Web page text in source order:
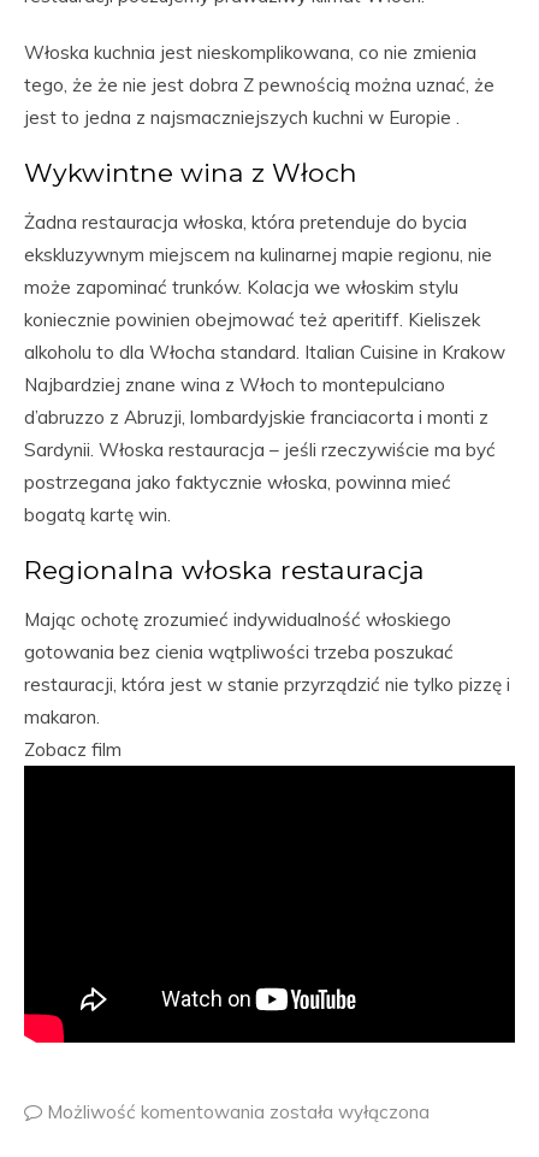
Włoska kuchnia jest nieskomplikowana, co nie zmienia
tego, że że nie jest dobra Z pewnością można uznać, że
jest to jedna z najsmaczniejszych kuchni w Europie .
Wykwintne wina z Włoch
Żadna restauracja włoska, która pretenduje do bycia
ekskluzywnym miejscem na kulinarnej mapie regionu, nie
może zapominać trunków. Kolacja we włoskim stylu
koniecznie powinien obejmować też aperitiff. Kieliszek
alkoholu to dla Włocha standard. Italian Cuisine in Krakow
Najbardziej znane wina z Włoch to montepulciano
d’abruzzo z Abruzji, lombardyjskie franciacorta i monti z
Sardynii. Włoska restauracja – jeśli rzeczywiście ma być
postrzegana jako faktycznie włoska, powinna mieć
bogatą kartę win.
Regionalna włoska restauracja
Mając ochotę zrozumieć indywidualność włoskiego
gotowania bez cienia wątpliwości trzeba poszukać
restauracji, która jest w stanie przyrządzić nie tylko pizzę i
makaron.
Zobacz film
Możliwość komentowania została wyłączona